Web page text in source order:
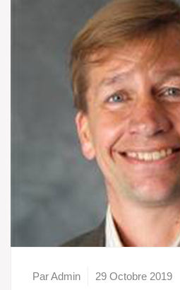
Par Admin 29 Octobre 2019